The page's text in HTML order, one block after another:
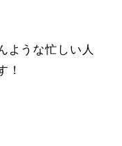
ような忙しい人
！